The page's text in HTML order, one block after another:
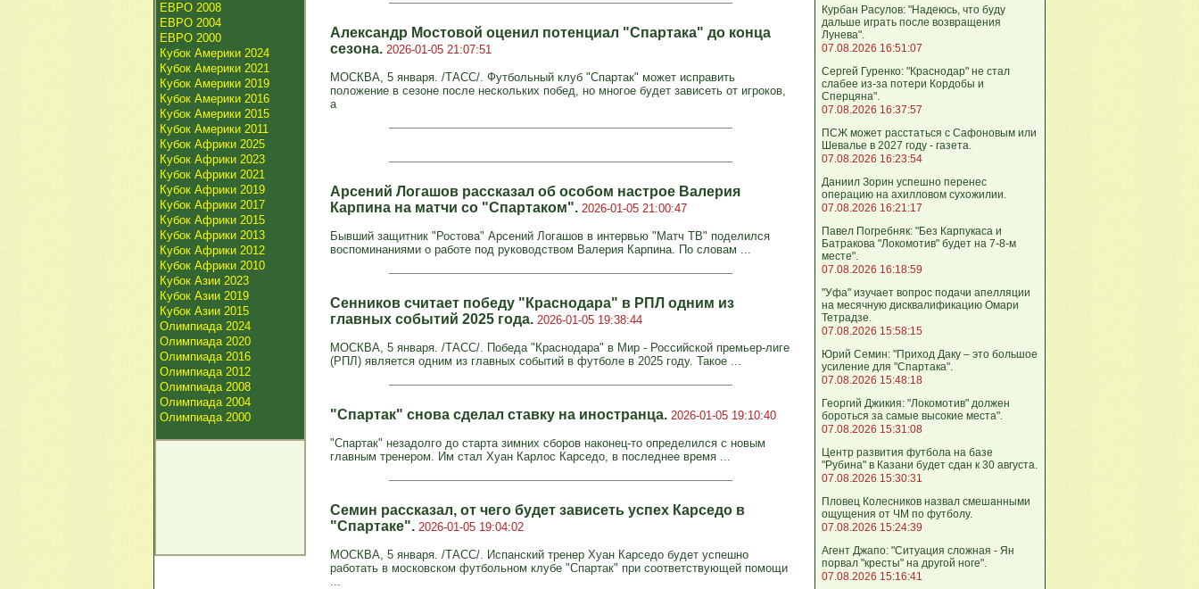
ЕВРО 2008
ЕВРО 2004
ЕВРО 2000
Кубок Америки 2024
Кубок Америки 2021
Кубок Америки 2019
Кубок Америки 2016
Кубок Америки 2015
Кубок Америки 2011
Кубок Африки 2025
Кубок Африки 2023
Кубок Африки 2021
Кубок Африки 2019
Кубок Африки 2017
Кубок Африки 2015
Кубок Африки 2013
Кубок Африки 2012
Кубок Африки 2010
Кубок Азии 2023
Кубок Азии 2019
Кубок Азии 2015
Олимпиада 2024
Олимпиада 2020
Олимпиада 2016
Олимпиада 2012
Олимпиада 2008
Олимпиада 2004
Олимпиада 2000
Александр Мостовой оценил потенциал "Спартака" до конца
сезона. 2026-01-05 21:07:51
МОСКВА, 5 января. /ТАСС/. Футбольный клуб "Спартак" может исправить
положение в сезоне после нескольких побед, но многое будет зависеть от игроков,
а
Арсений Логашов рассказал об особом настрое Валерия
Карпина на матчи со "Спартаком". 2026-01-05 21:00:47
Бывший защитник "Ростова" Арсений Логашов в интервью "Матч ТВ" поделился
воспоминаниями о работе под руководством Валерия Карпина. По словам ...
Сенников считает победу "Краснодара" в РПЛ одним из
главных событий 2025 года. 2026-01-05 19:38:44
МОСКВА, 5 января. /ТАСС/. Победа "Краснодара" в Мир - Российской премьер-лиге
(РПЛ) является одним из главных событий в футболе в 2025 году. Такое ...
"Спартак" снова сделал ставку на иностранца. 2026-01-05 19:10:40
"Спартак" незадолго до старта зимних сборов наконец-то определился с новым
главным тренером. Им стал Хуан Карлос Карседо, в последнее время ...
Семин рассказал, от чего будет зависеть успех Карседо в
"Спартаке". 2026-01-05 19:04:02
МОСКВА, 5 января. /ТАСС/. Испанский тренер Хуан Карседо будет успешно
работать в московском футбольном клубе "Спартак" при соответствующей помощи
...
Курбан Расулов: "Надеюсь, что буду
дальше играть после возвращения
Лунева".
07.08.2026 16:51:07
Сергей Гуренко: "Краснодар" не стал
слабее из-за потери Кордобы и
Сперцяна".
07.08.2026 16:37:57
ПСЖ может расстаться с Сафоновым или
Шевалье в 2027 году - газета.
07.08.2026 16:23:54
Даниил Зорин успешно перенес
операцию на ахилловом сухожилии.
07.08.2026 16:21:17
Павел Погребняк: "Без Карпукаса и
Батракова "Локомотив" будет на 7-8-м
месте".
07.08.2026 16:18:59
"Уфа" изучает вопрос подачи апелляции
на месячную дисквалификацию Омари
Тетрадзе.
07.08.2026 15:58:15
Юрий Семин: "Приход Даку – это большое
усиление для "Спартака".
07.08.2026 15:48:18
Георгий Джикия: "Локомотив" должен
бороться за самые высокие места".
07.08.2026 15:31:08
Центр развития футбола на базе
"Рубина" в Казани будет сдан к 30 августа.
07.08.2026 15:30:31
Пловец Колесников назвал смешанными
ощущения от ЧМ по футболу.
07.08.2026 15:24:39
Агент Джапо: "Ситуация сложная - Ян
порвал "кресты" на другой ноге".
07.08.2026 15:16:41